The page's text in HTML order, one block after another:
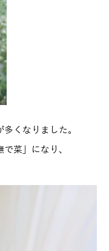
くなりました。
菜」になり、